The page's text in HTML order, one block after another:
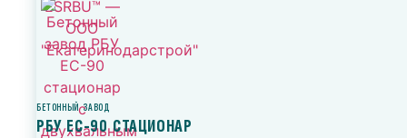
БЕТОННЫЙ ЗАВОД
РБУ ЕС-90 СТАЦИОНАР